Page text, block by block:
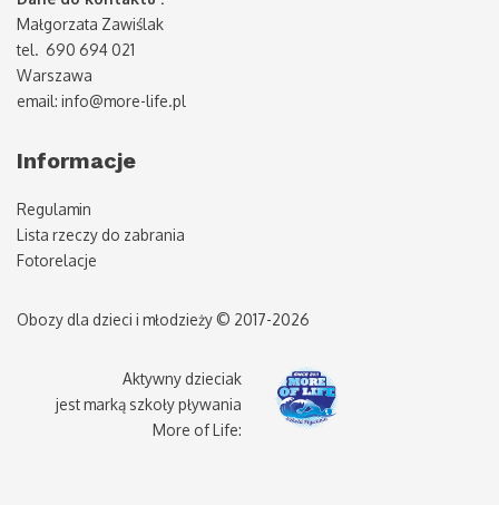
Małgorzata Zawiślak
tel. 690 694 021
Warszawa
email: info@more-life.pl
Informacje
Regulamin
Lista rzeczy do zabrania
Fotorelacje
Obozy dla dzieci i młodzieży © 2017-2026
Aktywny dzieciak
jest marką szkoły pływania
More of Life: